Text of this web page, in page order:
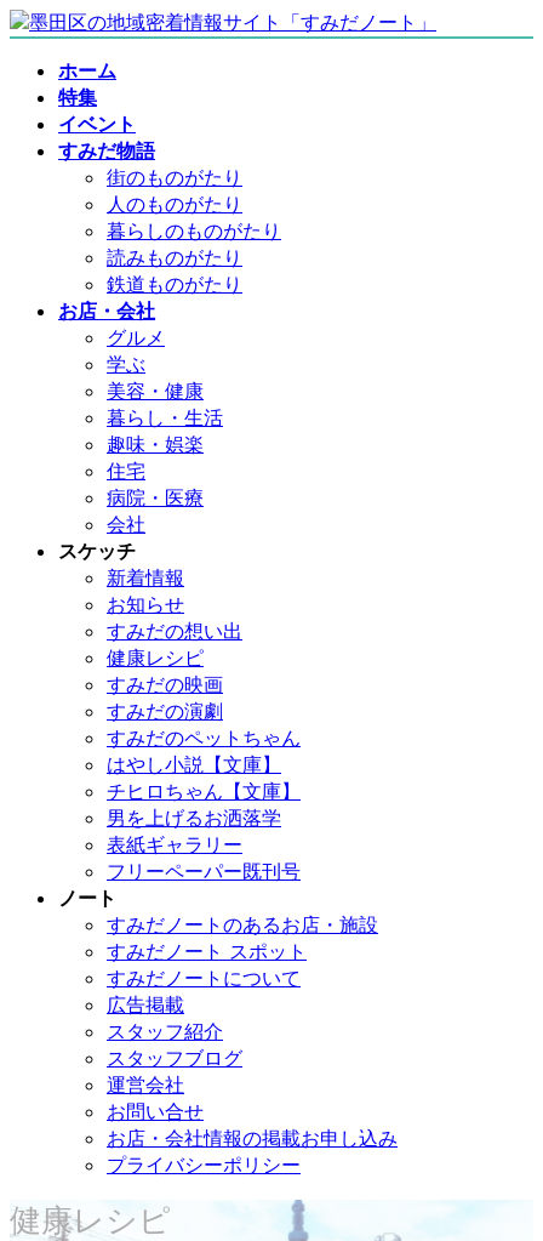
コ
ナ
ホーム
特集
イベント
すみだ物語
街のものがたり
人のものがたり
暮らしのものがたり
読みものがたり
鉄道ものがたり
お店・会社
グルメ
学ぶ
美容・健康
暮らし・生活
趣味・娯楽
住宅
病院・医療
会社
スケッチ
新着情報
お知らせ
すみだの想い出
健康レシピ
すみだの映画
すみだの演劇
すみだのペットちゃん
はやし小説【文庫】
チヒロちゃん【文庫】
男を上げるお洒落学
表紙ギャラリー
フリーペーパー既刊号
ノート
すみだノートのあるお店・施設
すみだノート スポット
すみだノートについて
広告掲載
スタッフ紹介
スタッフブログ
運営会社
お問い合せ
お店・会社情報の掲載お申し込み
プライバシーポリシー
健康レシピ